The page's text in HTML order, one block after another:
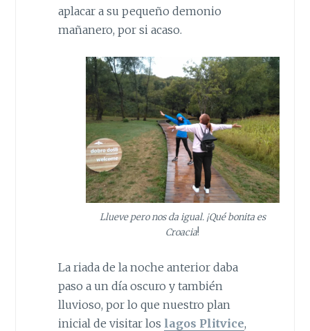
aplacar a su pequeño demonio
mañanero, por si acaso.
Llueve pero nos da igual. ¡Qué bonita es
Croacia!
La riada de la noche anterior daba
paso a un día oscuro y también
lluvioso, por lo que nuestro plan
inicial de visitar los lagos Plitvice,